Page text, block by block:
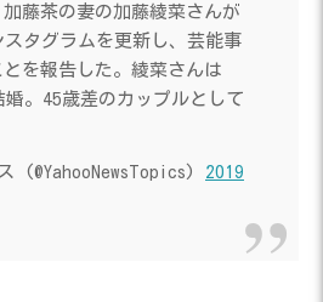
藤茶の妻の加藤綾菜さんが
スタグラムを更新し、芸能事
を報告した。綾菜さんは
婚。45歳差のカップルとして
(@YahooNewsTopics) 2019